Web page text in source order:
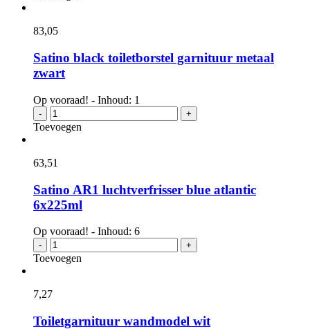
metaal
aantal
83,05
Satino black toiletborstel garnituur metaal
zwart
Op vooraad! - Inhoud: 1
-
Satino
black
toiletborstel
metaal
aantal
+
Toevoegen
63,51
Satino AR1 luchtverfrisser blue atlantic
6x225ml
Op vooraad! - Inhoud: 6
-
Satino
AR1
luchtverfrisser
atlantic
aantal
+
Toevoegen
7,27
Toiletgarnituur wandmodel wit